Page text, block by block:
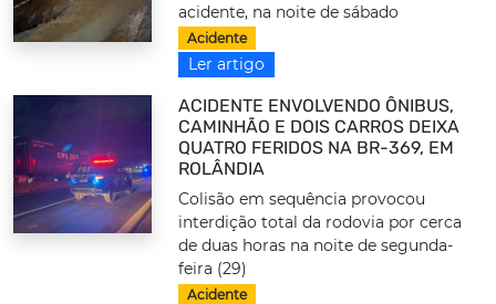
acidente, na noite de sábado
Acidente
Ler artigo
ACIDENTE ENVOLVENDO ÔNIBUS,
CAMINHÃO E DOIS CARROS DEIXA
QUATRO FERIDOS NA BR-369, EM
ROLÂNDIA
Colisão em sequência provocou
interdição total da rodovia por cerca
de duas horas na noite de segunda-
feira (29)
Acidente